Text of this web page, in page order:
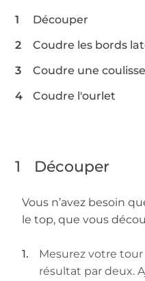
Découper
Coudre les bords
Coudre une coulisse
Coudre l'ourlet
1 Découper
Vous n’avez besoin
le top, que vous
Mesurez votre
résultat par deux.